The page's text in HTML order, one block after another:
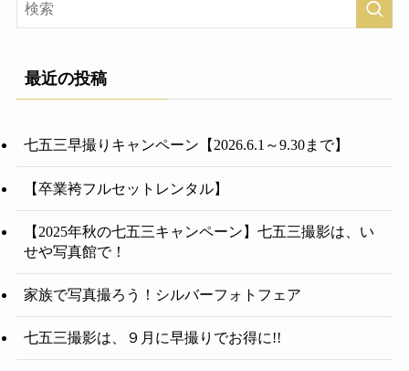
最近の投稿
七五三早撮りキャンペーン【2026.6.1～9.30まで】
【卒業袴フルセットレンタル】
【2025年秋の七五三キャンペーン】七五三撮影は、い
せや写真館で！
家族で写真撮ろう！シルバーフォトフェア
七五三撮影は、９月に早撮りでお得に!!